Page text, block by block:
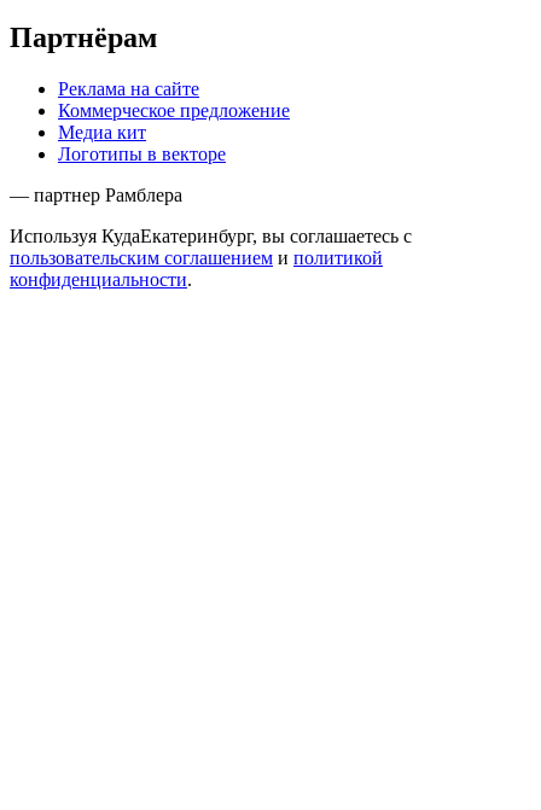
Партнёрам
Реклама на сайте
Коммерческое предложение
Медиа кит
Логотипы в векторе
— партнер Рамблера
Используя КудаЕкатеринбург, вы соглашаетесь с
пользовательским соглашением и политикой
конфиденциальности.